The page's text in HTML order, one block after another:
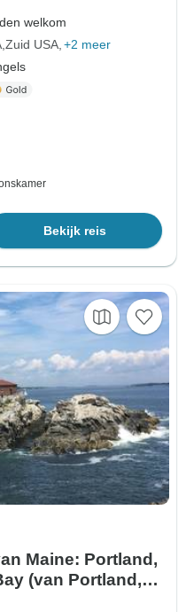
welkom
Zuid USA +2 meer
Bekijk reis
Maine: Portland,
(van Portland,